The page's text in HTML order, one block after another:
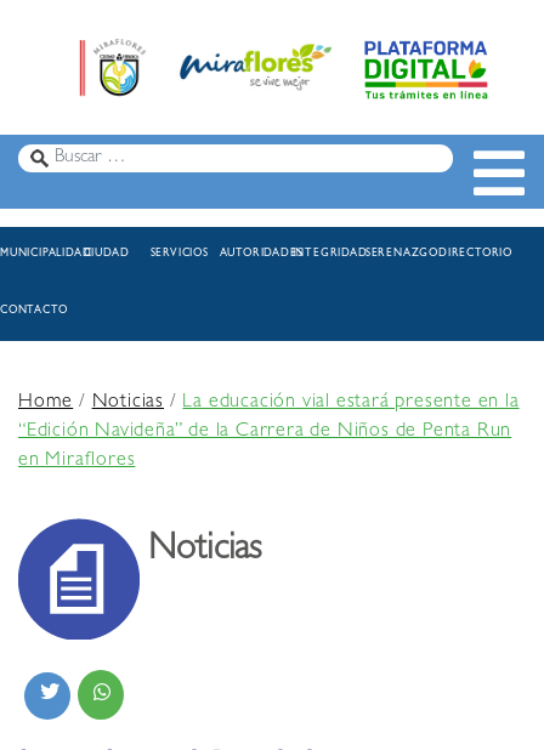
MUNICIPALIDADCIUDAD SERVICIOS AUTORIDADESINTEGRIDADSERENAZGODIRECTORIO
CONTACTO
Home/Noticias /La educación vial estará presente en la
“Edición Navideña” de la Carrera de Niños de Penta Run
en Miraflores
Noticias